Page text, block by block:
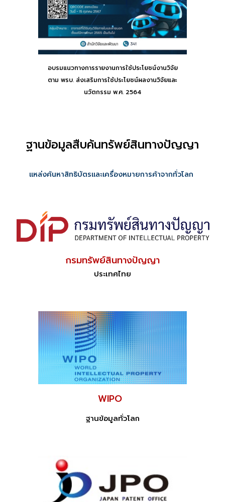
อบรมแนวทางการรายงานการใช้ประโยชน์งานวิจัย
ตาม พรบ. ส่งเสริมการใช้ประโยชน์ผลงานวิจัยและ
นวัตกรรม พ.ศ. 2564
ฐานข้อมูลสืบค้นทรัพย์สินทางปัญญา
แหล่งค้นหาสิทธิบัตรและเครื่องหมายการค้าจากทั่วโลก
กรมทรัพย์สินทางปัญญา
ประเทศไทย
WIPO
ฐานข้อมูลทั่วโลก